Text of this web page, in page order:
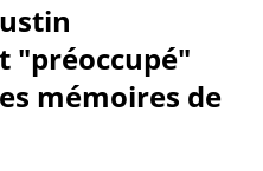
"préoccupé"
mémoires de